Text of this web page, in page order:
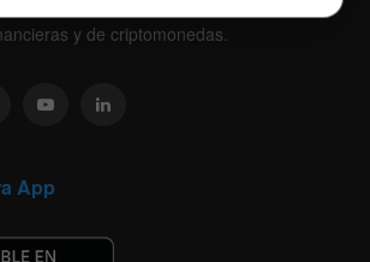
y de criptomonedas.
App